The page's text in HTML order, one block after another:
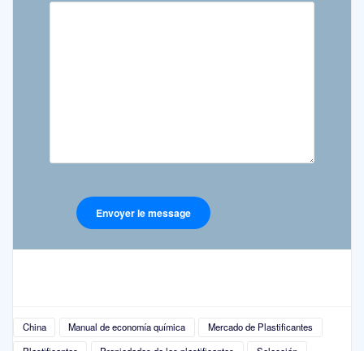
China Manual de economía química
Mercado de Plastificantes